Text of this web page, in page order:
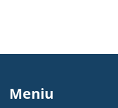
Meniu